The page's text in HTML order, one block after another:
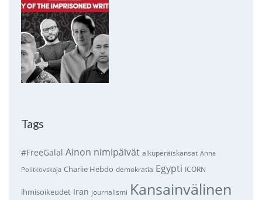
Tags
#FreeGalal Ainon nimipäivät alkuperäiskansat Anna
Politkovskaja Charlie Hebdo demokratia Egypti ICORN
ihmisoikeudet Iran journalismi Kansainvälinen